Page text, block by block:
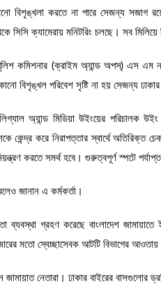
বিশৃঙ্খলা করতে না পারে সেজন্য সজাগ
সিসি ক্যামেরায় মনিটরিং চলছে। সব
পুলিশ কমিশনার (ক্রাইম অ্যান্ড অপস্) এস
বিশৃঙ্খল পরিবেশ সৃষ্টি না হয় সেজন্য
অ্যান্ড মিডিয়া উইংয়ের পরিচালক
কেন্দ্র করে নিরাপত্তার স্বার্থে অতিরিক্ত
করতে সমর্থ হবে। গুরুত্বপূর্ণ স্পটে
জানান এ কর্মকর্তা।
ব্যবস্থা গ্রহণ করেছে বাংলাদেশ
মতো স্বেচ্ছাসেবক আটটি বিভাগের
নেতারা। ঢাকার বাইরের বাসগুলোর ড্রপিং